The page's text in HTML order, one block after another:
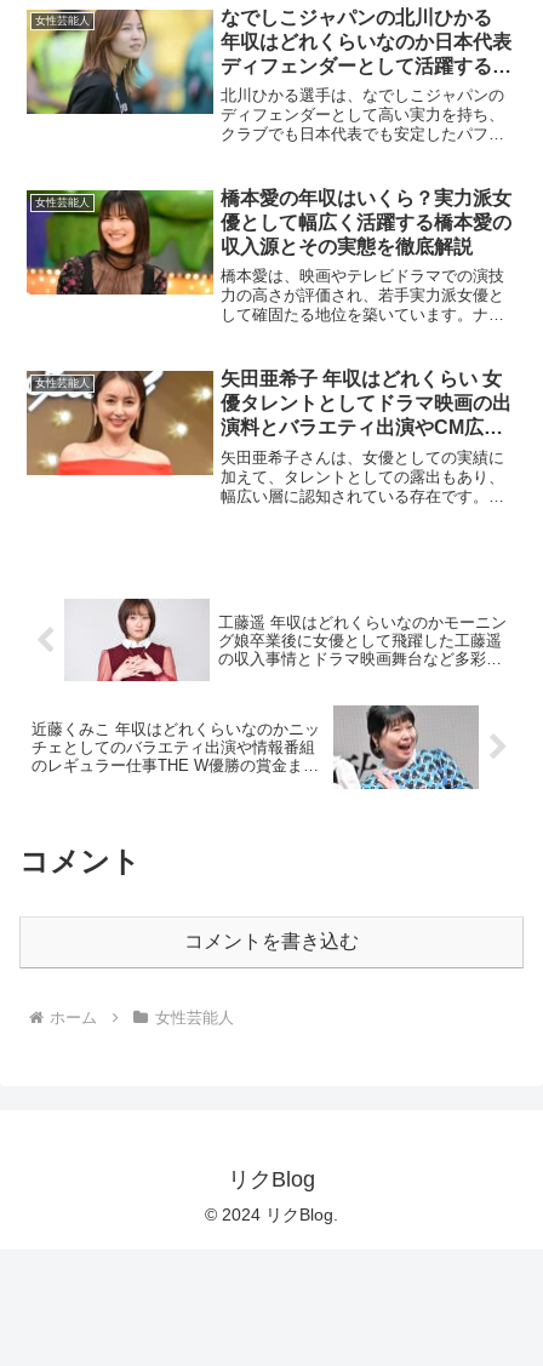
業による安定した収入浅原凜の主な収入
源のひとつは、テレビド...
女性芸能人
なでしこジャパンの北川ひかる
年収はどれくらいなのか日本代表
ディフェンダーとして活躍する北
川ひかるの収入事情と多方面の活
動から見える推定年収を徹底解説
した最新まとめ
北川ひかる選手は、なでしこジャパンの
ディフェンダーとして高い実力を持ち、
クラブでも日本代表でも安定したパフォ
国内外のサッカーファンからも注目され
ています。そんな北川ひか...
女性芸能人
橋本愛の年収はいくら？実力派女
優として幅広く活躍する橋本愛の
収入源とその実態を徹底解説
橋本愛は、映画やテレビドラマでの演技
力の高さが評価され、若手実力派女優と
して確固たる地位を築いています。ナチ
動も目立っています。ここでは、橋本愛
の年収について、主な収入...
女性芸能人
矢田亜希子 年収はどれくらい 女
優タレントとしてドラマ映画の出
演料とバラエティ出演やCM広告
契約に加えて雑誌イベントまで収
入源を整理して推定年収レンジと
上振れ条件を分かりやすく解説
矢田亜希子さんは、女優としての実績に
加えて、タレントとしての露出もあり、
幅広い層に認知されている存在です。芸
工藤遥 年収はどれくらいなのかモーニン
グ娘卒業後に女優として飛躍した工藤遥
の収入事情とドラマ映画舞台など多彩な
近藤くみこ 年収はどれくらいなのかニッ
チェとしてのバラエティ出演や情報番組
のレギュラー仕事THE W優勝の賞金まで
コメント
コメントを書き込む
ホーム 女性芸能人
リクBlog
© 2024 リクBlog.